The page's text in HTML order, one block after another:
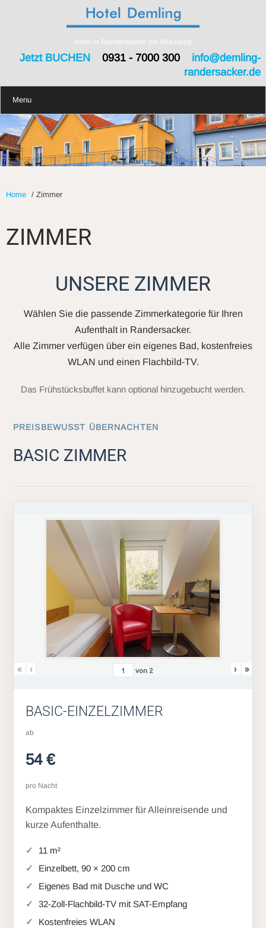
Hotel in Randersacker bei Würzburg
Jetzt BUCHEN0931 - 7000 300 info@demling-
randersacker.de
Menu
Home / Zimmer
ZIMMER
UNSERE ZIMMER
Wählen Sie die passende Zimmerkategorie für Ihren
Aufenthalt in Randersacker.
Alle Zimmer verfügen über ein eigenes Bad, kostenfreies
WLAN und einen Flachbild-TV.
Das Frühstücksbuffet kann optional hinzugebucht werden.
PREISBEWUSST ÜBERNACHTEN
BASIC ZIMMER
« ‹ von 2 › »
BASIC-EINZELZIMMER
ab
54 €
pro Nacht
Kompaktes Einzelzimmer für Alleinreisende und
kurze Aufenthalte.
11 m²
Einzelbett, 90 × 200 cm
Eigenes Bad mit Dusche und WC
32-Zoll-Flachbild-TV mit SAT-Empfang
Kostenfreies WLAN